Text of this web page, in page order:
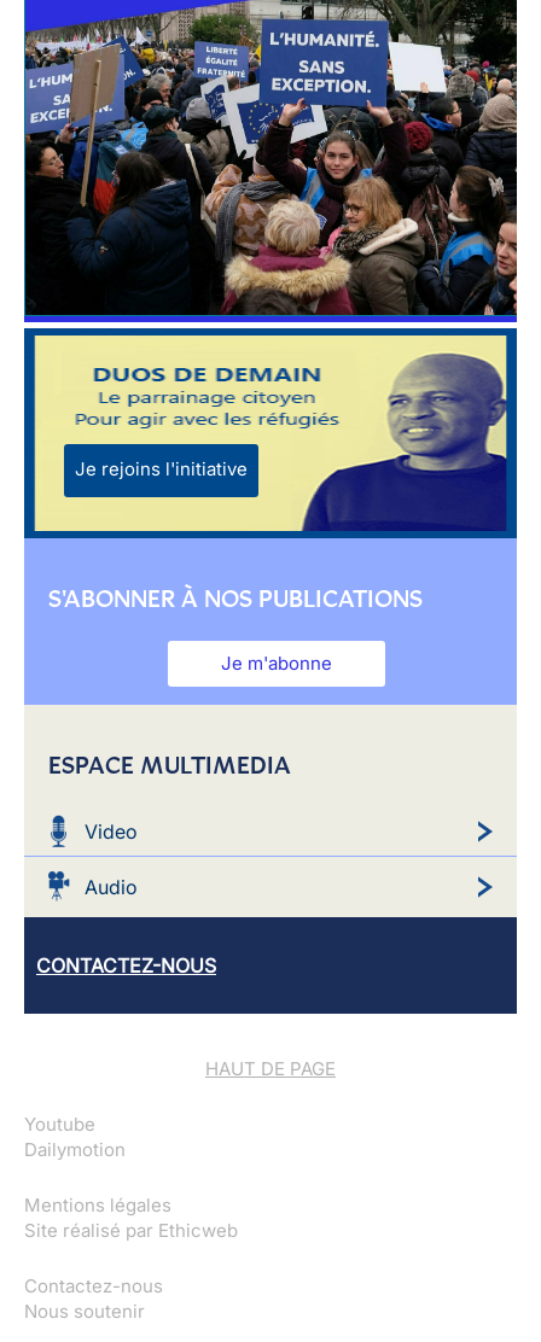
Je rejoins l'initiative
S'ABONNER À NOS PUBLICATIONS
Je m'abonne
ESPACE MULTIMEDIA
Video
Audio
CONTACTEZ-NOUS
HAUT DE PAGE
Youtube
Dailymotion
Mentions légales
Site réalisé par Ethicweb
Contactez-nous
Nous soutenir